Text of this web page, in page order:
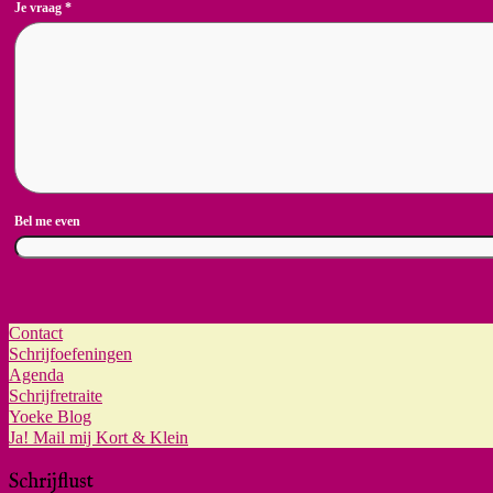
Je vraag *
Bel me even
Contact
Schrijfoefeningen
Agenda
Schrijfretraite
Yoeke Blog
Ja! Mail mij Kort & Klein
Schrijflust